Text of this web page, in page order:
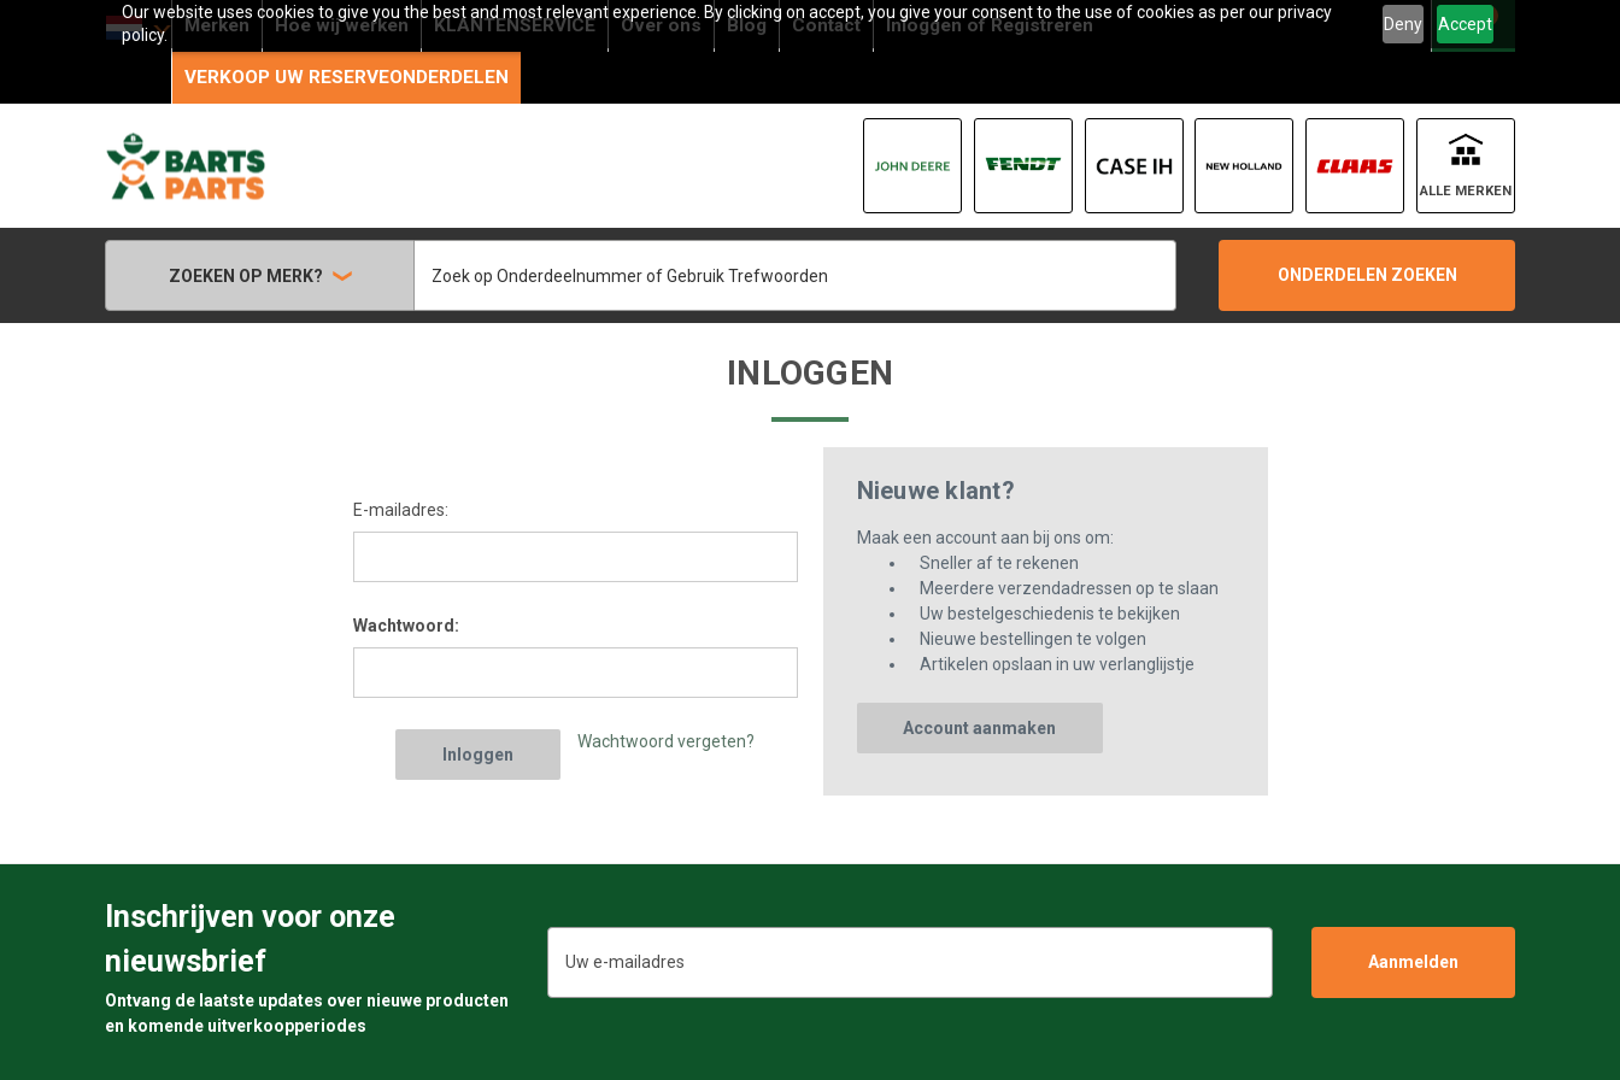
Our website uses cookies to give you the best and most relevant experience. By clicking on accept, you give your consent to the use of cookies as per our privacy
policy.
Deny Accept
Merken Hoe wij werken KLANTENSERVICE Over ons Blog Contact InloggenofRegistreren
VERKOOP UW RESERVEONDERDELEN
0
ALLE MERKEN
ZOEKEN OP MERK?
ONDERDELEN ZOEKEN
INLOGGEN
E-mailadres:
Wachtwoord:
Wachtwoord vergeten?
Nieuwe klant?
Maak een account aan bij ons om:
Sneller af te rekenen
Meerdere verzendadressen op te slaan
Uw bestelgeschiedenis te bekijken
Nieuwe bestellingen te volgen
Artikelen opslaan in uw verlanglijstje
Account aanmaken
Inschrijven voor onze
nieuwsbrief
Ontvang de laatste updates over nieuwe producten
en komende uitverkoopperiodes
mailadres